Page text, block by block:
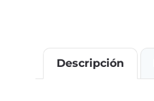
Descripción